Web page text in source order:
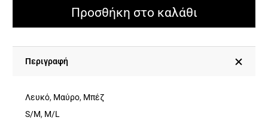
Πλεκτό
Διακοσμητικά
Φυσικά
Προσθήκη στο καλάθι
Περιγραφή
Λευκό, Μαύρο, Μπέζ
S/M, M/L